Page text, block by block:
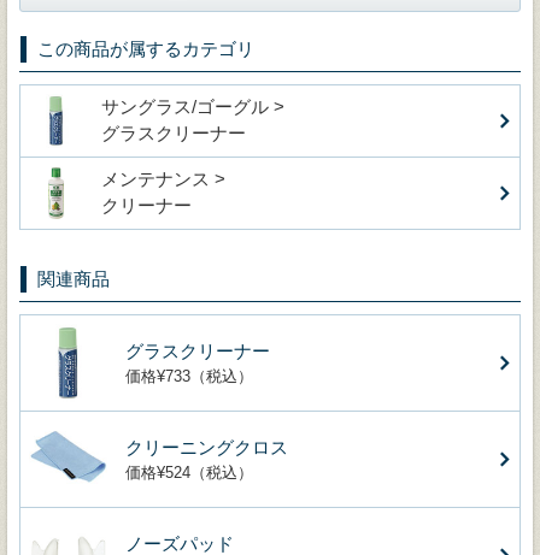
この商品が属するカテゴリ
サングラス/ゴーグル >
グラスクリーナー
メンテナンス >
クリーナー
関連商品
グラスクリーナー
価格¥733（税込）
クリーニングクロス
価格¥524（税込）
ノーズパッド